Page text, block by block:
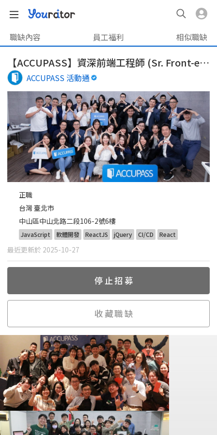
職缺內容 員工福利 相似職缺
【ACCUPASS】資深前端工程師 (Sr. Front-end Engineer)
ACCUPASS 活動通
正職
台灣 臺北市
中山區中山北路二段106-2號6樓
JavaScript 軟體開發 ReactJS jQuery CI/CD React
最近更新於 2025-10-27
停止招募
收藏職缺